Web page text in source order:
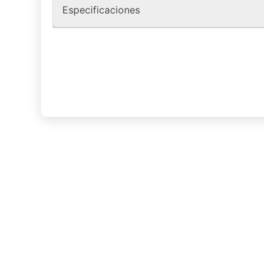
Especificaciones